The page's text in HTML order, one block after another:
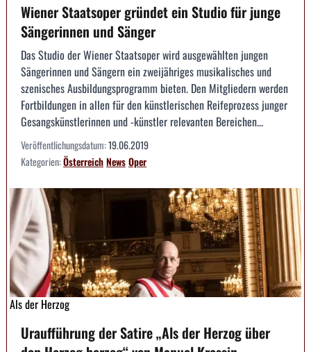
Wiener Staatsoper gründet ein Studio für junge
Sängerinnen und Sänger
Das Studio der Wiener Staatsoper wird ausgewählten jungen
Sängerinnen und Sängern ein zweijähriges musikalisches und
szenisches Ausbildungsprogramm bieten. Den Mitgliedern werden
Fortbildungen in allen für den künstlerischen Reifeprozess junger
Gesangskünstlerinnen und -künstler relevanten Bereichen...
Veröffentlichungsdatum:19.06.2019
Kategorien:ÖsterreichNewsOper
Als der Herzog
Uraufführung der Satire „Als der Herzog über